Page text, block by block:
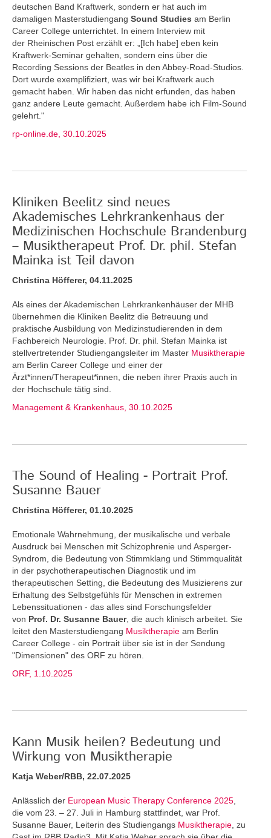
deutschen Band Kraftwerk, sondern er hat auch im
damaligen Masterstudiengang Sound Studies am Berlin
Career College unterrichtet. In einem Interview mit
der Rheinischen Post erzählt er: „[Ich habe] eben kein
Kraftwerk-Seminar gehalten, sondern eins über die
Recording Sessions der Beatles in den Abbey-Road-Studios.
Dort wurde exemplifiziert, was wir bei Kraftwerk auch
gemacht haben. Wir haben das nicht erfunden, das haben
ganz andere Leute gemacht. Außerdem habe ich Film-Sound
gelehrt."
rp-online.de, 30.10.2025
Kliniken Beelitz sind neues
Akademisches Lehrkrankenhaus der
Medizinischen Hochschule Brandenburg
– Musiktherapeut Prof. Dr. phil. Stefan
Mainka ist Teil davon
Christina Höfferer, 04.11.2025
Als eines der Akademischen Lehrkrankenhäuser der MHB
übernehmen die Kliniken Beelitz die Betreuung und
praktische Ausbildung von Medizinstudierenden in dem
Fachbereich Neurologie. Prof. Dr. phil. Stefan Mainka ist
stellvertretender Studiengangsleiter im Master Musiktherapie
am Berlin Career College und einer der
Ärzt*innen/Therapeut*innen, die neben ihrer Praxis auch in
der Hochschule tätig sind.
Management & Krankenhaus, 30.10.2025
The Sound of Healing - Portrait Prof.
Susanne Bauer
Christina Höfferer, 01.10.2025
Emotionale Wahrnehmung, der musikalische und verbale
Ausdruck bei Menschen mit Schizophrenie und Asperger-
Syndrom, die Bedeutung von Stimmklang und Stimmqualität
in der psychotherapeutischen Diagnostik und im
therapeutischen Setting, die Bedeutung des Musizierens zur
Erhaltung des Selbstgefühls für Menschen in extremen
Lebenssituationen - das alles sind Forschungsfelder
von Prof. Dr. Susanne Bauer, die auch klinisch arbeitet. Sie
leitet den Masterstudiengang Musiktherapie am Berlin
Career College - ein Portrait über sie ist in der Sendung
"Dimensionen" des ORF zu hören.
ORF, 1.10.2025
Kann Musik heilen? Bedeutung und
Wirkung von Musiktherapie
Katja Weber/RBB, 22.07.2025
Anlässlich der European Music Therapy Conference 2025
die vom 23. – 27. Juli in Hamburg stattfindet, war Prof.
Susanne Bauer, Leiterin des Studiengangs Musiktherapie , zu